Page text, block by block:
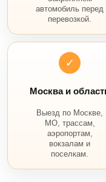
автомобиль перед
перевозкой.
✓
Москва и
Выезд по Москве,
МО, трассам,
аэропортам,
вокзалам и
поселкам.